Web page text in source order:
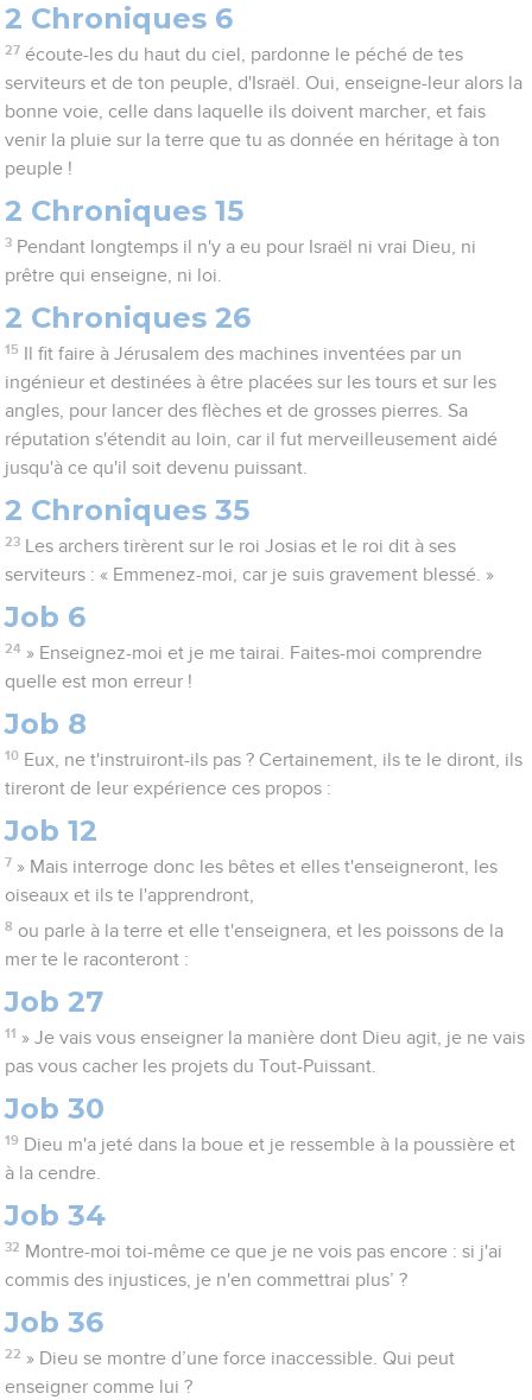
2 Chroniques 6
27 écoute-les du haut du ciel, pardonne le péché de tes
serviteurs et de ton peuple, d'Israël. Oui, enseigne-leur alors la
bonne voie, celle dans laquelle ils doivent marcher, et fais
venir la pluie sur la terre que tu as donnée en héritage à ton
peuple !
2 Chroniques 15
3 Pendant longtemps il n'y a eu pour Israël ni vrai Dieu, ni
prêtre qui enseigne, ni loi.
2 Chroniques 26
15
Il fit faire à Jérusalem des machines inventées par un
ingénieur et destinées à être placées sur les tours et sur les
angles, pour lancer des flèches et de grosses pierres. Sa
réputation s'étendit au loin, car il fut merveilleusement aidé
jusqu'à ce qu'il soit devenu puissant.
2 Chroniques 35
23
Les archers tirèrent sur le roi Josias et le roi dit à ses
serviteurs : « Emmenez-moi, car je suis gravement blessé. »
Job 6
24 » Enseignez-moi et je me tairai. Faites-moi comprendre
quelle est mon erreur !
Job 8
10 Eux, ne t'instruiront-ils pas ? Certainement, ils te le diront, ils
tireront de leur expérience ces propos :
Job 12
7 » Mais interroge donc les bêtes et elles t'enseigneront, les
oiseaux et ils te l'apprendront,
8 ou parle à la terre et elle t'enseignera, et les poissons de la
mer te le raconteront :
Job 27
11 » Je vais vous enseigner la manière dont Dieu agit, je ne vais
pas vous cacher les projets du Tout-Puissant.
Job 30
19 Dieu m'a jeté dans la boue et je ressemble à la poussière et
à la cendre.
Job 34
32 Montre-moi toi-même ce que je ne vois pas encore : si j'ai
commis des injustices, je n'en commettrai plus’ ?
Job 36
22 » Dieu se montre d’une force inaccessible. Qui peut
enseigner comme lui ?